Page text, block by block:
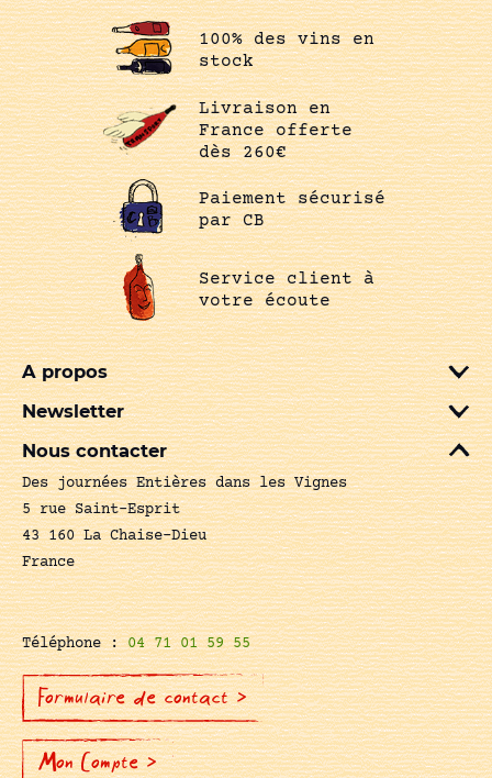
100% des vins en
stock
Livraison en
France offerte
dès 260€
Paiement sécurisé
par CB
Service client à
votre écoute
A propos
Newsletter
Nous contacter
Des journées Entières dans les Vignes
5 rue Saint-Esprit
43 160 La Chaise-Dieu
France
Téléphone :04 71 01 59 55
Formulaire de contact >
Mon Compte >